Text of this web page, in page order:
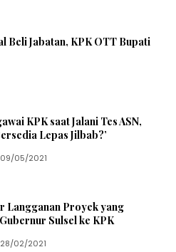
Beli Jabatan, KPK OTT Bupati
KPK saat Jalani Tes ASN,
Lepas Jilbab?’
09/05/2021
Langganan Proyek yang
Sulsel ke KPK
28/02/2021